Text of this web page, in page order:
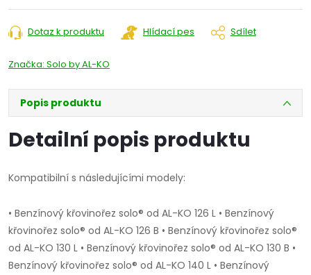
Dotaz k produktu Hlídací pes Sdílet
Značka: Solo by AL-KO
Popis produktu
Detailní popis produktu
Kompatibilní s následujícími modely:
• Benzínový křovinořez solo® od AL-KO 126 L • Benzínový
křovinořez solo® od AL-KO 126 B • Benzínový křovinořez solo®
od AL-KO 130 L • Benzínový křovinořez solo® od AL-KO 130 B •
Benzínový křovinořez solo® od AL-KO 140 L • Benzínový